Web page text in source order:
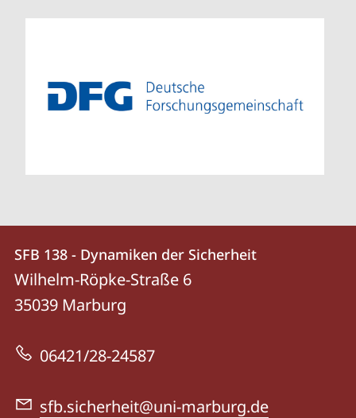
Kontakt
und
Informationen
zur
Website
Kontaktinformationen
SFB
138
-
Dynamiken
Sicherheit
SFB 138 - Dynamiken der Sicherheit
Wilhelm-Röpke-Straße 6
35039 Marburg
06421/28-24587
sfb.sicherheit@uni-marburg.de